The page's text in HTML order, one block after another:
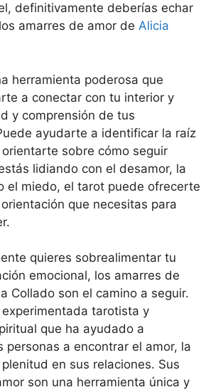
definitivamente deberías echar
amarres de amor de Alicia
herramienta poderosa que
a conectar con tu interior y
y comprensión de tus
ayudarte a identificar la raíz
sobre cómo seguir
lidiando con el desamor, la
el miedo, el tarot puede ofrecerte
que necesitas para
quieres sobrealimentar tu
emocional, los amarres de
Collado son el camino a seguir.
tarotista y
que ha ayudado a
personas a encontrar el amor, la
en sus relaciones. Sus
son una herramienta única y